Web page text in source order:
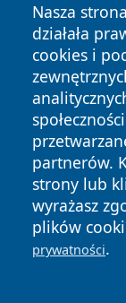
Nasza
działała
cookies i
partnerów.
strony lub
wyrażasz
plików
prywatności.
Copyright ©
News Autorzy